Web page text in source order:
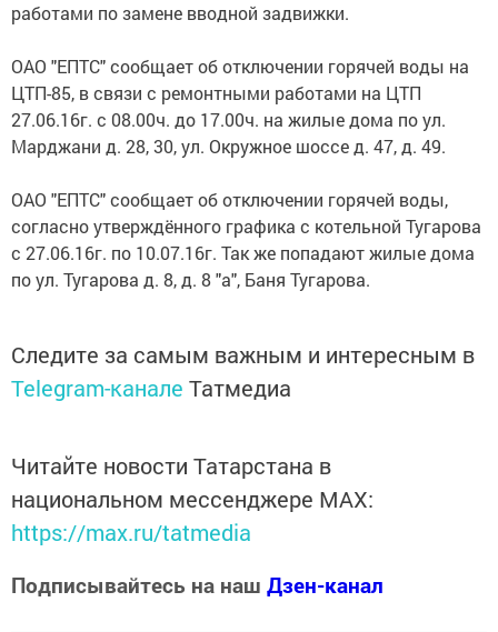
работами по замене вводной задвижки.
ОАО "ЕПТС" сообщает об отключении горячей воды на
ЦТП-85, в связи с ремонтными работами на ЦТП
27.06.16г. с 08.00ч. до 17.00ч. на жилые дома по ул.
Марджани д. 28, 30, ул. Окружное шоссе д. 47, д. 49.
ОАО "ЕПТС" сообщает об отключении горячей воды,
согласно утверждённого графика с котельной Тугарова
с 27.06.16г. по 10.07.16г. Так же попадают жилые дома
по ул. Тугарова д. 8, д. 8 "а", Баня Тугарова.
Следите за самым важным и интересным в
Telegram-канале Татмедиа
Читайте новости Татарстана в
национальном мессенджере MАХ:
https://max.ru/tatmedia
Подписывайтесь на наш Дзен-канал